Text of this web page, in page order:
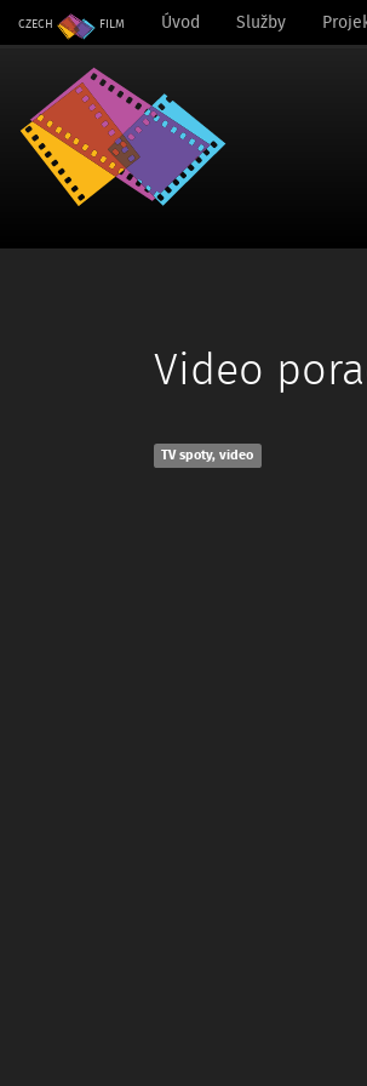
CZECH FILM Úvod Služby
Video
TV spoty, video